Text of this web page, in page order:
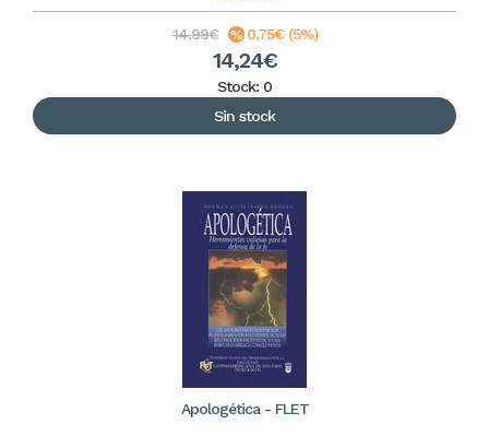
14,99€ 0,75€ (5%)
14,24€
Stock: 0
Sin stock
Apologética - FLET